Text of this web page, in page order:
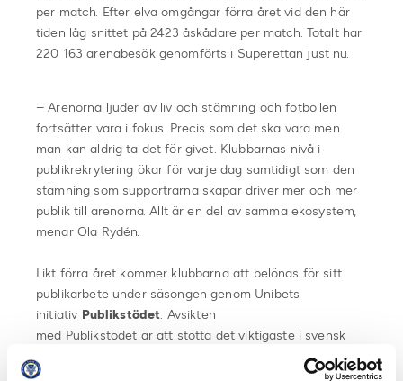
per match. Efter elva omgångar förra året vid den här
tiden låg snittet på 2423 åskådare per match. Totalt har
220 163 arenabesök genomförts i Superettan just nu.
– Arenorna ljuder av liv och stämning och fotbollen
fortsätter vara i fokus. Precis som det ska vara men
man kan aldrig ta det för givet. Klubbarnas nivå i
publikrekrytering ökar för varje dag samtidigt som den
stämning som supportrarna skapar driver mer och mer
publik till arenorna. Allt är en del av samma ekosystem,
menar Ola Rydén.
Likt förra året kommer klubbarna att belönas för sitt
publikarbete under säsongen genom Unibets
initiativ Publikstödet. Avsikten
med Publikstödet är att stötta det viktigaste i svensk
fotboll, nämligen publikens engagemang. Totalt fördelas
20 miljoner kronor mellan klubbarna för att belöna